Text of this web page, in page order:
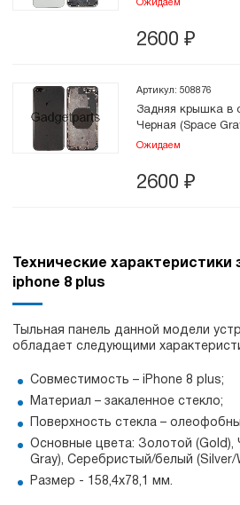
Ожидаем
2600 ₽
Артикул: 508876
Задняя крышка в
Черная (Space
Ожидаем
2600 ₽
Технические
iphone 8 plus
Тыльная панель данной модели
обладает следующими
Совместимость – iPhone 8 plus;
Материал – закаленное стекло;
Поверхность стекла –
Основные цвета: Золотой (Gold),
Gray), Серебристый/белый (Silver/
Размер - 158,4х78,1 мм.